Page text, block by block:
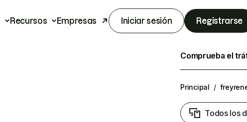
Recursos Empresas Iniciar sesión Registrarse
Comprueba el
Principal /
Todos los